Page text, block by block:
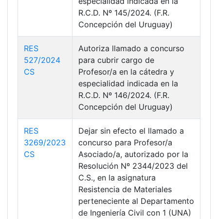
R.C.D. Nº 145/2024. (F.R.
Concepción del Uruguay)
RES
527/2024
CS
Autoriza llamado a concurso
para cubrir cargo de
Profesor/a en la cátedra y
especialidad indicada en la
R.C.D. Nº 146/2024. (F.R.
Concepción del Uruguay)
RES
3269/2023
CS
Dejar sin efecto el llamado a
concurso para Profesor/a
Asociado/a, autorizado por la
Resolución Nº 2344/2023 del
C.S., en la asignatura
Resistencia de Materiales
perteneciente al Departamento
de Ingeniería Civil con 1 (UNA)